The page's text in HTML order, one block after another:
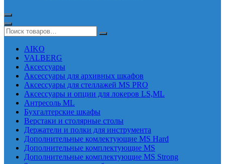
AIKO
VALBERG
Аксессуары
Аксессуары для архивных шкафов
Аксессуары для стеллажей MS PRO
Аксессуары и опции для локеров LS,ML
Антресоль ML
Бухгалтерские шкафы
Верстаки и столярные столы
Держатели и полки для инструмента
Дополнительные комлектующие MS Hard
Дополнительные комплектующие MS
Дополнительные комплектующие MS Strong